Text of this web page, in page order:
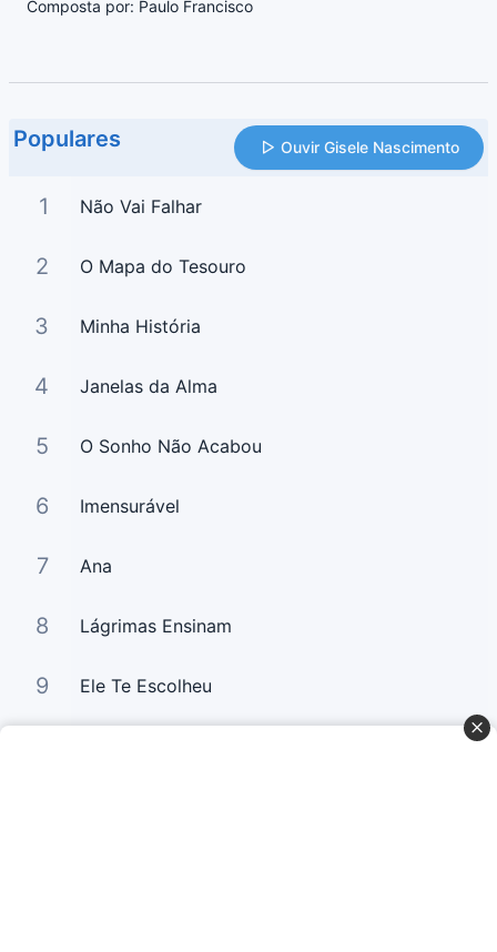
Composta por: Paulo Francisco
Populares Ouvir Gisele Nascimento
1 Não Vai Falhar
2 O Mapa do Tesouro
3 Minha História
4 Janelas da Alma
5 O Sonho Não Acabou
6 Imensurável
7 Ana
8 Lágrimas Ensinam
9 Ele Te Escolheu